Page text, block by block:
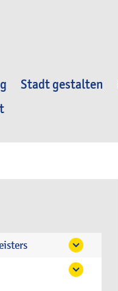
Stadt gestalten